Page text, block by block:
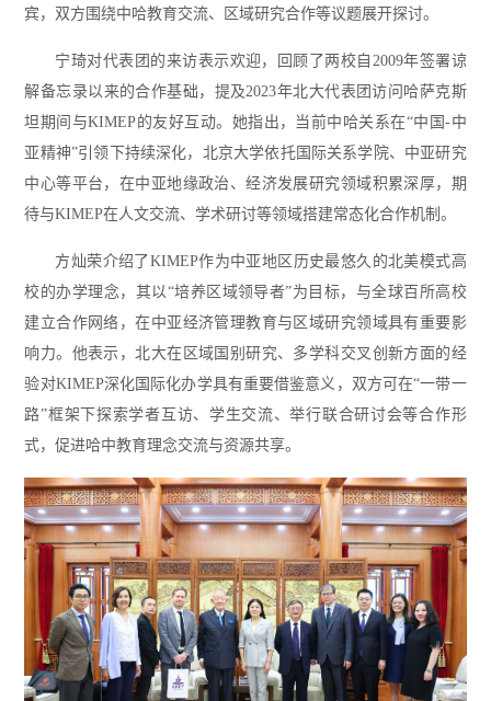
宾，双方围绕中哈教育交流、区域研究合作等议题展开探讨。
宁琦对代表团的来访表示欢迎，回顾了两校自2009年签署谅
解备忘录以来的合作基础，提及2023年北大代表团访问哈萨克斯
坦期间与KIMEP的友好互动。她指出，当前中哈关系在“中国-中
亚精神”引领下持续深化，北京大学依托国际关系学院、中亚研究
中心等平台，在中亚地缘政治、经济发展研究领域积累深厚，期
待与KIMEP在人文交流、学术研讨等领域搭建常态化合作机制。
方灿荣介绍了KIMEP作为中亚地区历史最悠久的北美模式高
校的办学理念，其以“培养区域领导者”为目标，与全球百所高校
建立合作网络，在中亚经济管理教育与区域研究领域具有重要影
响力。他表示，北大在区域国别研究、多学科交叉创新方面的经
验对KIMEP深化国际化办学具有重要借鉴意义，双方可在“一带一
路”框架下探索学者互访、学生交流、举行联合研讨会等合作形
式，促进哈中教育理念交流与资源共享。